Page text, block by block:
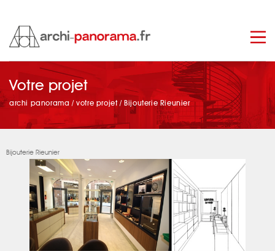
manage_search
Votre projet
archi panorama /votre projet / Bijouterie Rieunier
Bijouterie Rieunier